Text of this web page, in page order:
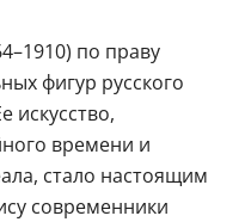
по праву
фигур русского
искусство,
времени и
стало настоящим
современники